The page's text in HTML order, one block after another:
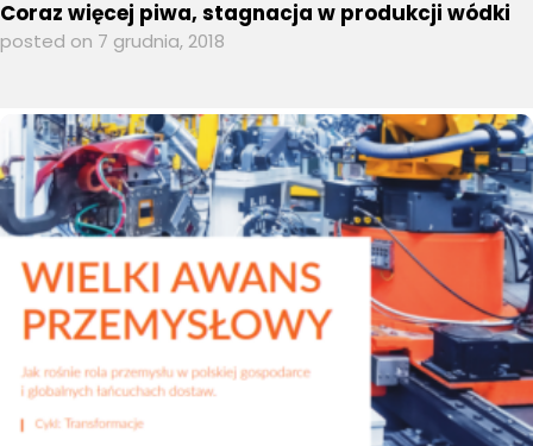
Coraz więcej piwa, stagnacja w produkcji wódki
posted on 7 grudnia, 2018